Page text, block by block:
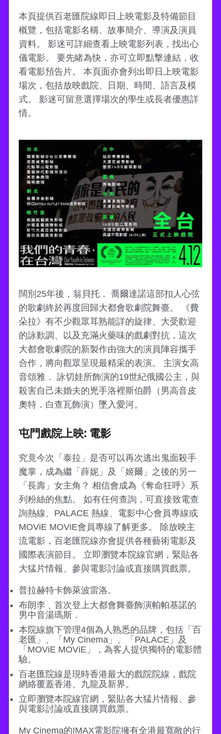
本頁提供百老匯院線即日上映電影及特備節目
概覽，包括電影名稱、故事簡介、導演及演員
資料。 影迷可詳細查看上映電影列表，找出心
儀電影。 要先睹為快，亦可立即點撃連結，收
看電影預告片。 本頁面亦會列出即日上映電影
場次，包括放映戲院、日期、時間、語言及模
式。 影迷可留意選擇場次的學生或長者優惠詳
情。
闊別25年後，翁貝托． 喬爾達諾這部扣人心弦
的歌劇終於再度回歸大都會歌劇院舞臺。 《費
朵拉》有不少觀眾耳熟能詳的旋律、大受歡迎
的詠歎調、以及充滿火藥味的戲劇對抗，這次
大都會歌劇院的新製作由強大的演員陣容攜手
合作，將向觀眾呈現最精采的表演。 主演女高
音頌雅． 詠切娃所飾演的19世紀俄國公主，與
殺害自己未婚夫的兇手洛裡斯伯爵（男高音皮
奧特．白查瓦飾演）墜入愛河。
屯門戲院上映: 電影
究竟今次「泰拉」是否可以再次逃出鬼面殺手
魔掌，成為繼「薛妮」及「姬爾」之後的另一
「長壽」女主角？ 相信會成為《奪命狂呼》系
列粉絲的焦點。 如有任何查詢，可直接致電查
詢熱線、PALACE 熱線、電影中心會員專線或
MOViE MOViE會員專線了解更多。 除放映主
流電影，百老匯院線亦會提供各種藝術電影及
國際表演節目。 立即瀏覽本院線官網，緊貼各
大猛片情報、參與電影討論或直接購買戲票。
普拉赫特卡飾萊波雷洛。
布朗李﹑首次登上大都會舞臺飾演帕帕基諾的
男中音湯瑪斯．
本院線旗下管理4個為人熟悉的品牌，包括「百
老匯」、「My Cinema」、「PALACE」及
「MOViE MOViE」，為客人提供獨特的電影體
驗。
百老匯院線是現時香港最大的戲院院線，戲院
網絡覆蓋香港、九龍及新界。
立即瀏覽本院線官網，緊貼各大猛片情報、參
與電影討論或直接購買戲票。
My Cinema的IMAX電影院擁有全港最寬敞的行